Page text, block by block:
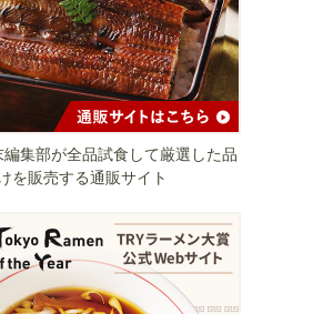
編集部が全品試食して厳選した品
を販売する通販サイト